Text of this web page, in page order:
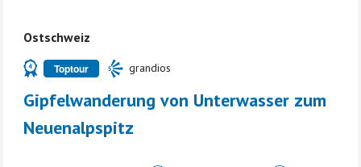
Ostschweiz
Toptour grandios
Gipfelwanderung von Unterwasser zum
Neuenalpspitz